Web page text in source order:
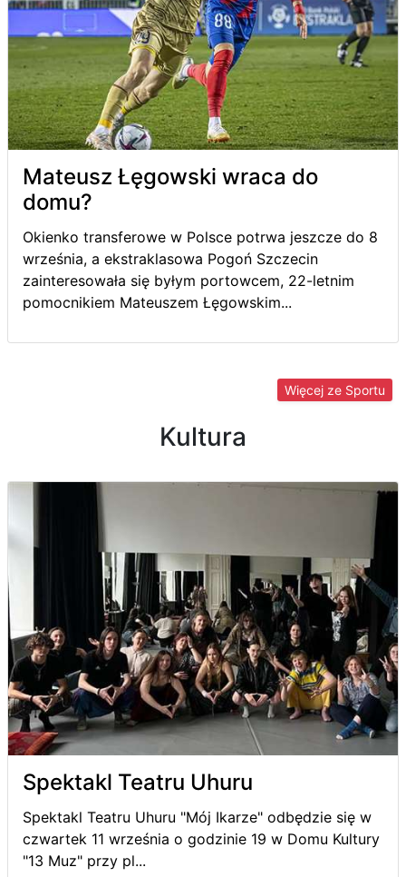
Mateusz Łęgowski wraca do
domu?
Okienko transferowe w Polsce potrwa jeszcze do 8
września, a ekstraklasowa Pogoń Szczecin
zainteresowała się byłym portowcem, 22-letnim
pomocnikiem Mateuszem Łęgowskim...
Więcej ze Sportu
Kultura
Spektakl Teatru Uhuru
Spektakl Teatru Uhuru "Mój Ikarze" odbędzie się w
czwartek 11 września o godzinie 19 w Domu Kultury
"13 Muz" przy pl...